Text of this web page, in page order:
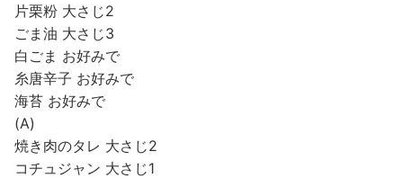
片栗粉 大さじ2
ごま油 大さじ3
白ごま お好みで
糸唐辛子 お好みで
海苔 お好みで
(A)
焼き肉のタレ 大さじ2
コチュジャン 大さじ1